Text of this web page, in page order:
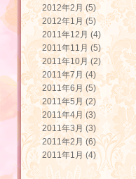
2012年2月 (5)
2012年1月 (5)
2011年12月 (4)
2011年11月 (5)
2011年10月 (2)
2011年7月 (4)
2011年6月 (5)
2011年5月 (2)
2011年4月 (3)
2011年3月 (3)
2011年2月 (6)
2011年1月 (4)